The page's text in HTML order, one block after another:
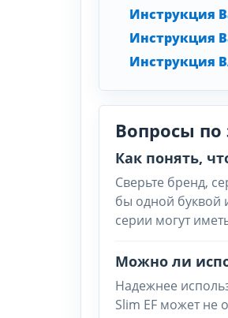
Инструкция
Инструкция
Инструкция
Вопросы по
Как понять,
Сверьте бренд,
бы одной буквой
серии могут
Можно ли
Надежнее
Slim EF может не